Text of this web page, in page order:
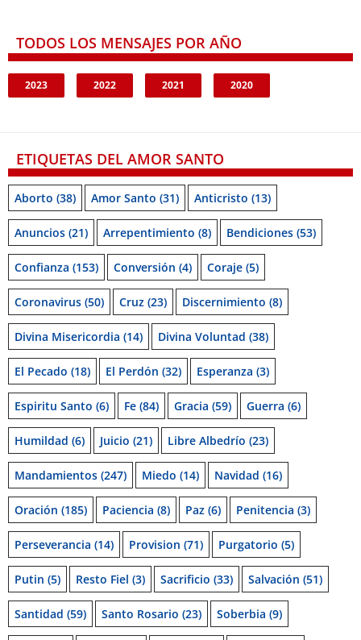
TODOS LOS MENSAJES POR AÑO
2023 2022 2021 2020
ETIQUETAS DEL AMOR SANTO
Aborto (38) Amor Santo (31) Anticristo (13)
Anuncios (21) Arrepentimiento (8) Bendiciones (53)
Confianza (153) Conversión (4) Coraje (5)
Coronavirus (50) Cruz (23) Discernimiento (8)
Divina Misericordia (14) Divina Voluntad (38)
El Pecado (18) El Perdón (32) Esperanza (3)
Espiritu Santo (6) Fe (84) Gracia (59) Guerra (6)
Humildad (6) Juicio (21) Libre Albedrío (23)
Mandamientos (247) Miedo (14) Navidad (16)
Oración (185) Paciencia (8) Paz (6) Penitencia (3)
Perseverancia (14) Provision (71) Purgatorio (5)
Putin (5) Resto Fiel (3) Sacrificio (33) Salvación (51)
Santidad (59) Santo Rosario (23) Soberbia (9)